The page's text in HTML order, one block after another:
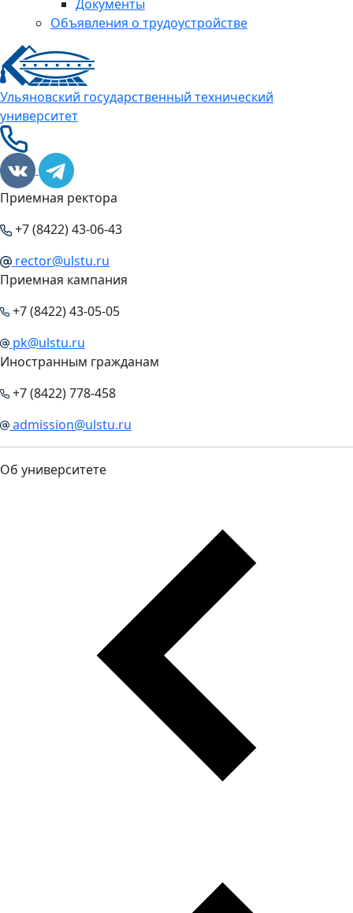
Документы
Объявления о трудоустройстве
Ульяновский государственный технический
университет
Приемная ректора
+7 (8422) 43-06-43
rector@ulstu.ru
Приемная кампания
+7 (8422) 43-05-05
pk@ulstu.ru
Иностранным гражданам
+7 (8422) 778-458
admission@ulstu.ru
Об университете